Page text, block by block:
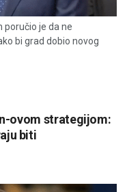
poručio je da ne
bi grad dobio novog
ovom strategijom:
biti